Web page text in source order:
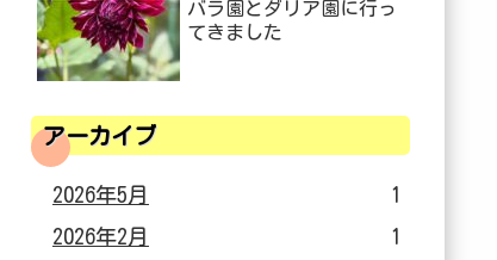
バラ園とダリア園に行っ
てきました
アーカイブ
2026年5月
1
2026年2月
1